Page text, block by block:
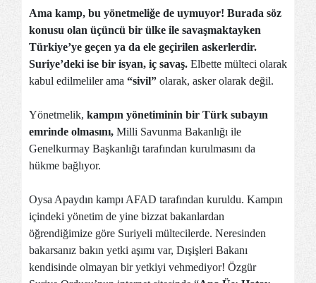
Ama kamp, bu yönetmeliğe de uymuyor! Burada söz
konusu olan üçüncü bir ülke ile savaşmaktayken
Türkiye’ye geçen ya da ele geçirilen askerlerdir.
Suriye’deki ise bir isyan, iç savaş. Elbette mülteci olarak
kabul edilmeliler ama “sivil” olarak, asker olarak değil.
Yönetmelik, kampın yönetiminin bir Türk subayın
emrinde olmasını, Milli Savunma Bakanlığı ile
Genelkurmay Başkanlığı tarafından kurulmasını da
hükme bağlıyor.
Oysa Apaydın kampı AFAD tarafından kuruldu. Kampın
içindeki yönetim de yine bizzat bakanlardan
öğrendiğimize göre Suriyeli mültecilerde. Neresinden
bakarsanız bakın yetki aşımı var, Dışişleri Bakanı
kendisinde olmayan bir yetkiyi vehmediyor! Özgür